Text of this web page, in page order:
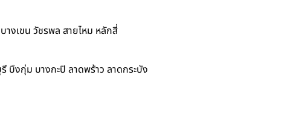
างเขน วัชรพล สายไหม หลักสี่
บึงกุ่ม บางกะปิ ลาดพร้าว ลาดกระบัง